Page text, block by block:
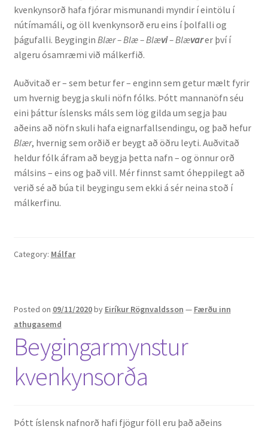
kvenkynsorð hafa fjórar mismunandi myndir í eintölu í
nútímamáli, og öll kvenkynsorð eru eins í þolfalli og
þágufalli. Beygingin Blær – Blæ – Blævi– Blævarer því í
algeru ósamræmi við málkerfið.
Auðvitað er – sem betur fer – enginn sem getur mælt fyrir
um hvernig beygja skuli nöfn fólks. Þótt mannanöfn séu
eini þáttur íslensks máls sem lög gilda um segja þau
aðeins að nöfn skuli hafa eignarfallsendingu, og það hefur
Blær, hvernig sem orðið er beygt að öðru leyti. Auðvitað
heldur fólk áfram að beygja þetta nafn – og önnur orð
málsins – eins og það vill. Mér finnst samt óheppilegt að
verið sé að búa til beygingu sem ekki á sér neina stoð í
málkerfinu.
Category: Málfar
Posted on 09/11/2020by Eiríkur Rögnvaldsson — Færðu inn
athugasemd
Beygingarmynstur
kvenkynsorða
Þótt íslensk nafnorð hafi fjögur föll eru það aðeins